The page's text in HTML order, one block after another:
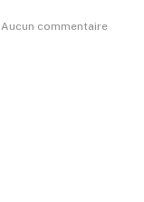
Aucun commentaire